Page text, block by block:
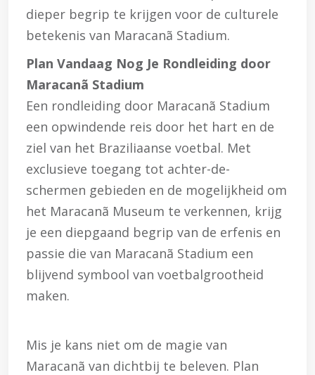
dieper begrip te krijgen voor de culturele
betekenis van Maracanã Stadium.
Plan Vandaag Nog Je Rondleiding door
Maracanã Stadium
Een rondleiding door Maracanã Stadium
een opwindende reis door het hart en de
ziel van het Braziliaanse voetbal. Met
exclusieve toegang tot achter-de-
schermen gebieden en de mogelijkheid om
het Maracanã Museum te verkennen, krijg
je een diepgaand begrip van de erfenis en
passie die van Maracanã Stadium een
blijvend symbool van voetbalgrootheid
maken.
Mis je kans niet om de magie van
Maracanã van dichtbij te beleven. Plan